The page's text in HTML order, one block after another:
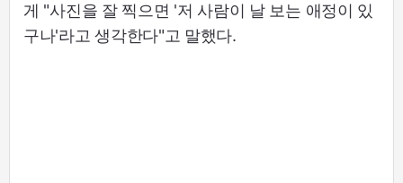
게 "사진을 잘 찍으면 '저 사람이 날 보는 애정이 있
구나'라고 생각한다"고 말했다.